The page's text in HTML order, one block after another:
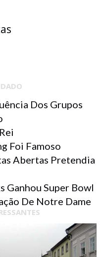
Dos Grupos
Foi Famoso
Abertas Pretendia
Ganhou Super Bowl
De Notre Dame